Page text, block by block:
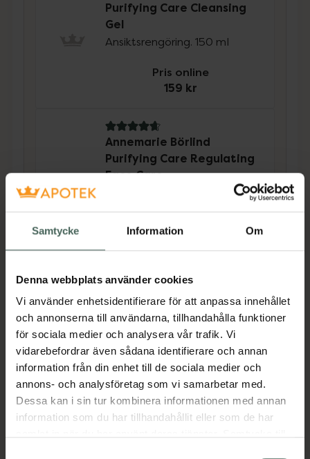
Samtycke Information Om
Denna webbplats använder cookies
Vi använder enhetsidentifierare för att anpassa innehållet
och annonserna till användarna, tillhandahålla funktioner
för sociala medier och analysera vår trafik. Vi
vidarebefordrar även sådana identifierare och annan
information från din enhet till de sociala medier och
annons- och analysföretag som vi samarbetar med.
Dessa kan i sin tur kombinera informationen med annan
information som du har tillhandahållit eller som de har
Purifying Care Cleansing
Gel
Ansiktsrengöring. 150 ml
Pris online
159 kr
4.7 av 5 i omdöme
Annemarie Börlind
Purifying Care Regulating
Face Care
169 kr
Beskrivning Dölj
Rengöringsgelé med ingredienser för att
arbeta mot inflammationer. Rengör huden
effektivt och motverkar uppkomsten av
orenheter. Örtextrakt ger huden lindring och